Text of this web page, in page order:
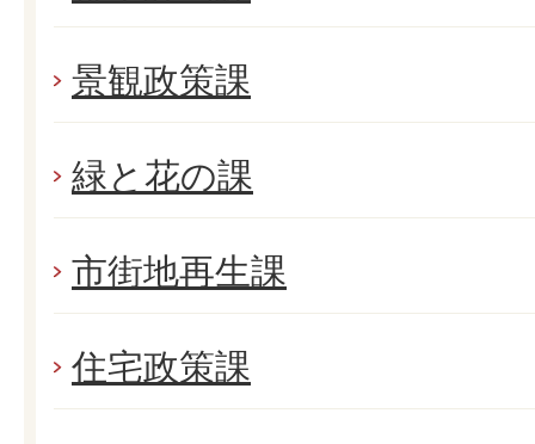
景観政策課
緑と花の課
市街地再生課
住宅政策課